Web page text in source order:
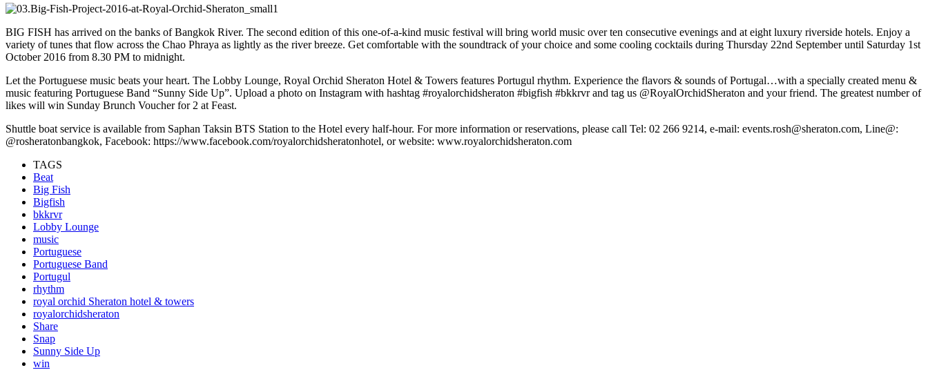
BIG FISH has arrived on the banks of Bangkok River. The second edition of this one-of-a-kind music festival will bring world music over ten consecutive evenings and at eight luxury riverside hotels. Enjoy a
variety of tunes that flow across the Chao Phraya as lightly as the river breeze. Get comfortable with the soundtrack of your choice and some cooling cocktails during Thursday 22nd September until Saturday 1st
October 2016 from 8.30 PM to midnight.
Let the Portuguese music beats your heart. The Lobby Lounge, Royal Orchid Sheraton Hotel & Towers features Portugul rhythm. Experience the flavors & sounds of Portugal…with a specially created menu &
music featuring Portuguese Band “Sunny Side Up”. Upload a photo on Instagram with hashtag #royalorchidsheraton #bigfish #bkkrvr and tag us @RoyalOrchidSheraton and your friend. The greatest number of
likes will win Sunday Brunch Voucher for 2 at Feast.
Shuttle boat service is available from Saphan Taksin BTS Station to the Hotel every half-hour. For more information or reservations, please call Tel: 02 266 9214, e-mail: events.rosh@sheraton.com, Line@:
@rosheratonbangkok, Facebook: https://www.facebook.com/royalorchidsheratonhotel, or website: www.royalorchidsheraton.com
TAGS
Beat
Big Fish
Bigfish
bkkrvr
Lobby Lounge
music
Portuguese
Portuguese Band
Portugul
rhythm
royal orchid Sheraton hotel & towers
royalorchidsheraton
Share
Snap
Sunny Side Up
win